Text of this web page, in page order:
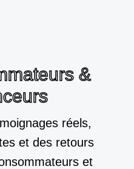
&
réels,
et des retours
et